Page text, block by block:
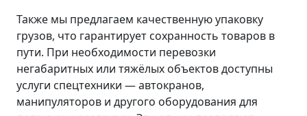
Также мы предлагаем качественную упаковку
грузов, что гарантирует сохранность товаров в
пути. При необходимости перевозки
негабаритных или тяжёлых объектов доступны
услуги спецтехники — автокранов,
манипуляторов и другого оборудования для